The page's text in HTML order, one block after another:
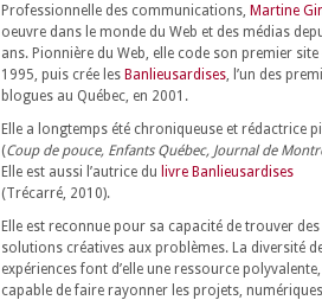
Professionnelle des communications, Martine
oeuvre dans le monde du Web et des médias
ans. Pionnière du Web, elle code son premier site
1995, puis crée les Banlieusardises , l’un des
blogues au Québec, en 2001.
Elle a longtemps été chroniqueuse et rédactrice
(Coup de pouce, Enfants Québec, Journal de
Elle est aussi l’autrice du livre Banlieusardises
(Trécarré, 2010).
Elle est reconnue pour sa capacité de trouver des
solutions créatives aux problèmes. La diversité
expériences font d’elle une ressource polyvalente,
capable de faire rayonner les projets,